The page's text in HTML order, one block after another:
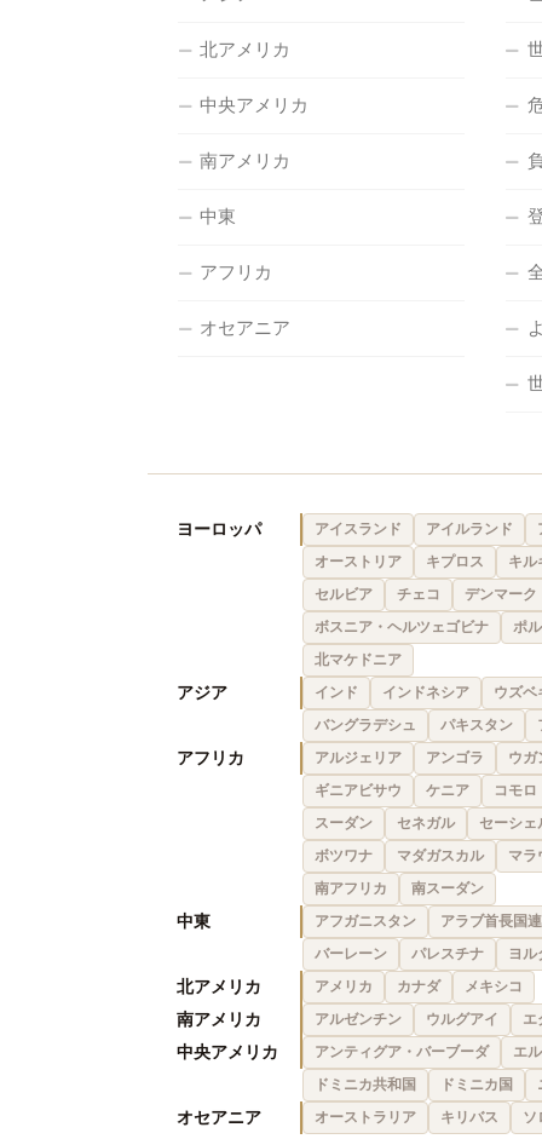
北アメリカ
中央アメリカ
南アメリカ
中東
アフリカ
オセアニア
ヨーロッパ アイスランド アイルランド
オーストリア
キプロス
キル
セルビア
チェコ
デンマーク
ボスニア・ヘルツェゴビナ
ポ
北マケドニア
アジア インド インドネシア
ウズベ
バングラデシュ
パキスタン
アフリカ アルジェリア アンゴラ
ウガ
ギニアビサウ
ケニア
コモロ
スーダン
セネガル
セーシェ
ボツワナ
マダガスカル
マラ
南アフリカ
南スーダン
中東 アフガニスタン
アラブ首長国
バーレーン
パレスチナ ヨル
北アメリカ アメリカ カナダ メキシコ
南アメリカ アルゼンチン ウルグアイ エ
中央アメリカ アンティグア・バーブーダ
エ
ドミニカ共和国
ドミニカ国
オセアニア オーストラリア キリバス ソ